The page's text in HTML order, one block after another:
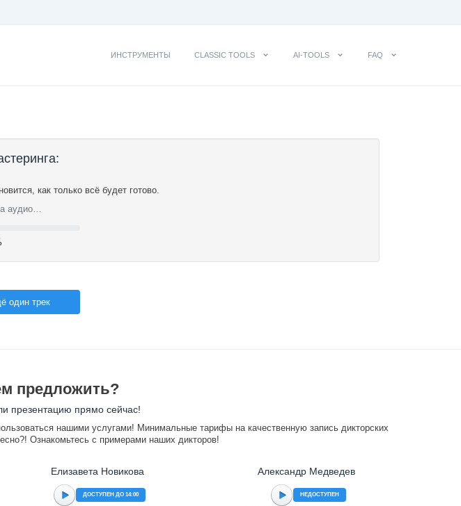
ИНСТРУМЕНТЫ CLASSIC TOOLS AI-TOOLS FAQ
как только всё будет готово.
аудио…
один трек
предложить?
презентацию прямо сейчас!
нашими услугами! Минимальные тарифы на качественную запись дикторских
Ознакомьтесь с примерами наших дикторов!
Елизавета Новикова
ДОСТУПЕН ДО 14:00
Александр Медведев
НЕДОСТУПЕН